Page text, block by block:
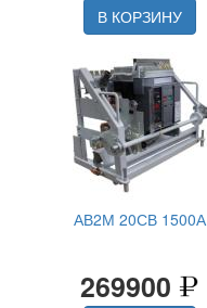
В КОРЗИНУ
АВ2М 20СВ 1500А
269900